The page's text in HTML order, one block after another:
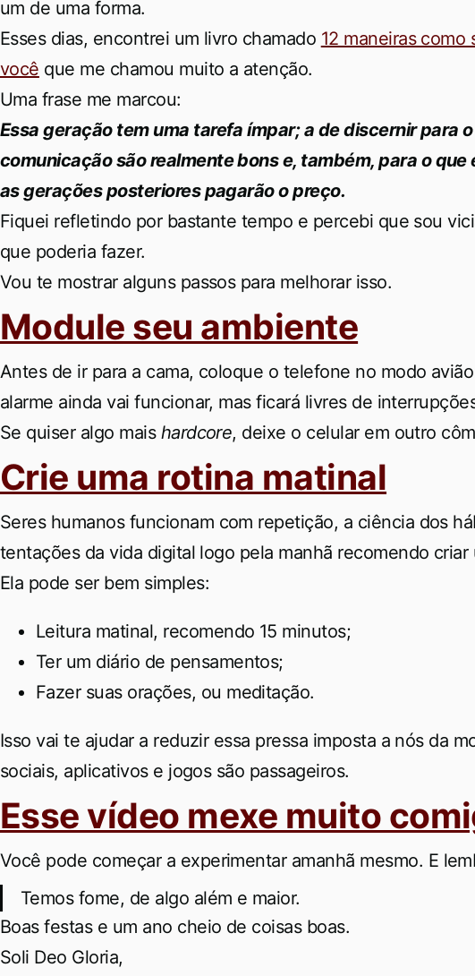
um de uma forma.
Esses dias, encontrei um livro chamado 12 maneiras
você que me chamou muito a atenção.
Uma frase me marcou:
Essa geração tem uma tarefa ímpar; a de discernir para
comunicação são realmente bons e, também, para o que
as gerações posteriores pagarão o preço.
Fiquei refletindo por bastante tempo e percebi que sou
que poderia fazer.
Vou te mostrar alguns passos para melhorar isso.
Module seu ambiente
Antes de ir para a cama, coloque o telefone no modo
alarme ainda vai funcionar, mas ficará livres de
Se quiser algo mais hardcore, deixe o celular em outro
Crie uma rotina matinal
Seres humanos funcionam com repetição, a ciência dos
tentações da vida digital logo pela manhã recomendo criar
Ela pode ser bem simples:
Leitura matinal, recomendo 15 minutos;
Ter um diário de pensamentos;
Fazer suas orações, ou meditação.
Isso vai te ajudar a reduzir essa pressa imposta a nós da
sociais, aplicativos e jogos são passageiros.
Esse vídeo mexe muito
Você pode começar a experimentar amanhã mesmo. E
Temos fome, de algo além e maior.
Boas festas e um ano cheio de coisas boas.
Soli Deo Gloria,